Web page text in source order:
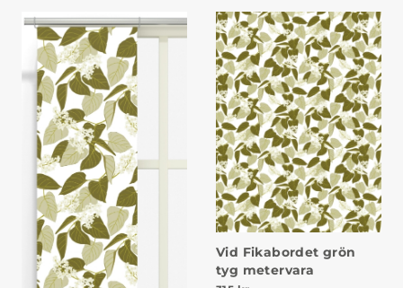
Vid Fikabordet grön
tyg metervara